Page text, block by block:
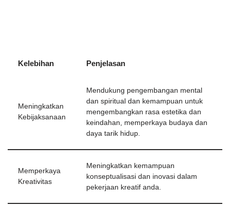
Kelebihan Penjelasan
Meningkatkan
Kebijaksanaan
Mendukung pengembangan mental
dan spiritual dan kemampuan untuk
mengembangkan rasa estetika dan
keindahan, memperkaya budaya dan
daya tarik hidup.
Memperkaya
Kreativitas
Meningkatkan kemampuan
konseptualisasi dan inovasi dalam
pekerjaan kreatif anda.